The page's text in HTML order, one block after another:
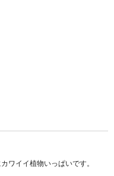
ワイイ植物いっぱいです。